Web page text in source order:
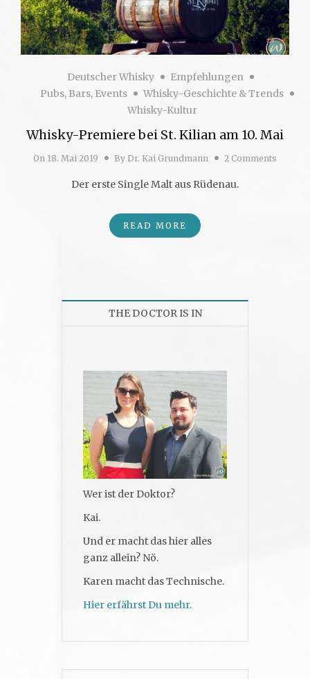
Deutscher Whisky
Empfehlungen
Pubs, Bars, Events
Whisky-Geschichte & Trends
Whisky-Kultur
Whisky-Premiere bei St. Kilian am 10. Mai
On 18. Mai 2019 By Dr. Kai Grundmann 2 Comments
Der erste Single Malt aus Rüdenau.
READ MORE
THE DOCTOR IS IN
Wer ist der Doktor?
Kai.
Und er macht das hier alles
ganz allein? Nö.
Karen macht das Technische.
Hier erfährst Du mehr.